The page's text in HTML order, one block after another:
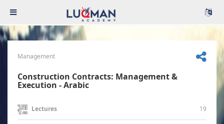
Management
Construction Contracts: Management &
Execution - Arabic
Lectures 19